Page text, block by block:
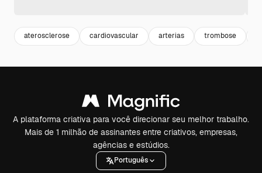
aterosclerose cardiovascular arterias trombose
A plataforma criativa para você direcionar seu melhor trabalho.
Mais de 1 milhão de assinantes entre criativos, empresas,
agências e estúdios.
Português